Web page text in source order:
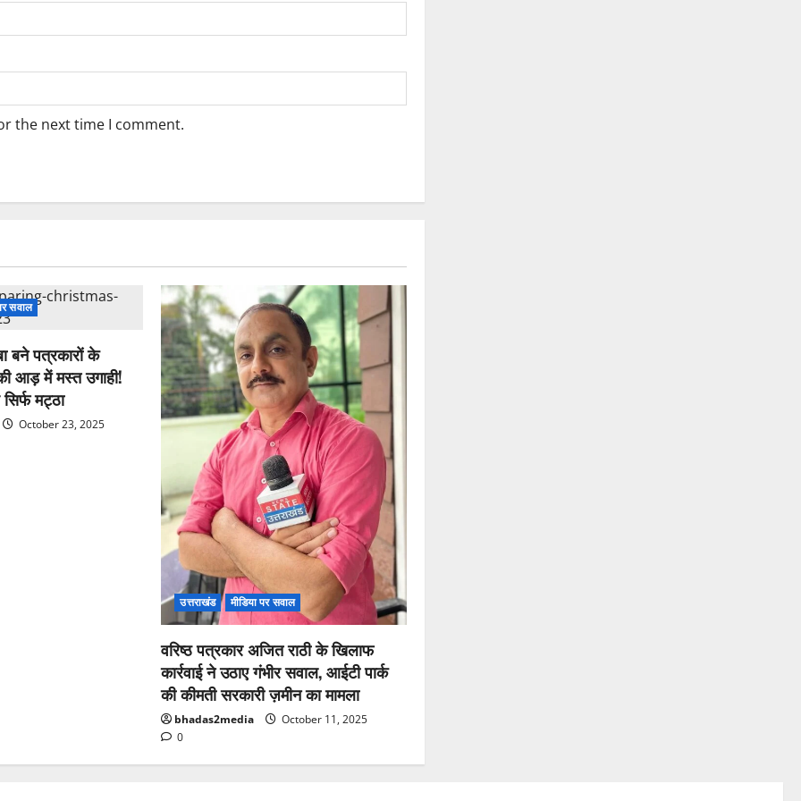
the next time I comment.
सवाल
बने पत्रकारों के
आड़ में मस्त उगाही!
मट्ठा
October 23, 2025
उत्तराखंड मीडिया पर सवाल
वरिष्ठ पत्रकार अजित राठी के खिलाफ
कार्रवाई ने उठाए गंभीर सवाल, आईटी पार्क
की कीमती सरकारी ज़मीन का मामला
bhadas2media
October 11, 2025
0